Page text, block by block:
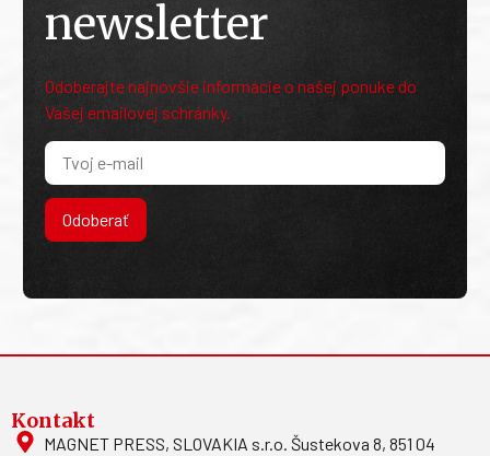
newsletter
Odoberajte najnovšie informácie o našej ponuke do
Vašej emailovej schránky.
Odoberať
Kontakt
MAGNET PRESS, SLOVAKIA s.r.o. Šustekova 8, 851 04